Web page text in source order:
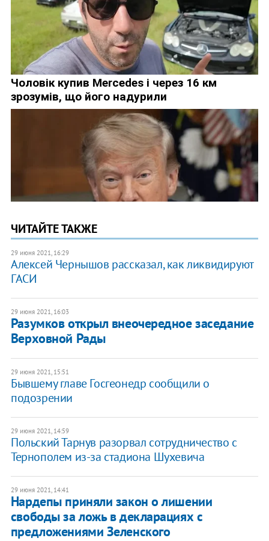
ЧИТАЙТЕ ТАКЖЕ
29 июня 2021, 16:29
Алексей Чернышов рассказал, как ликвидируют
ГАСИ
29 июня 2021, 16:03
Разумков открыл внеочередное заседание
Верховной Рады
29 июня 2021, 15:51
Бывшему главе Госгеонедр сообщили о
подозрении
29 июня 2021, 14:59
Польский Тарнув разорвал сотрудничество с
Тернополем из-за стадиона Шухевича
29 июня 2021, 14:41
Нардепы приняли закон о лишении
свободы за ложь в декларациях с
предложениями Зеленского